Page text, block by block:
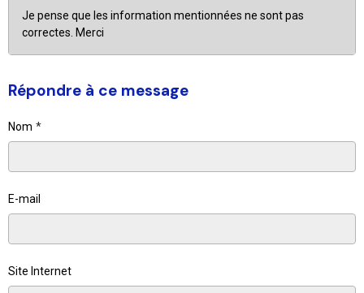
Je pense que les information mentionnées ne sont pas
correctes. Merci
Répondre à ce message
Nom
E-mail
Site Internet